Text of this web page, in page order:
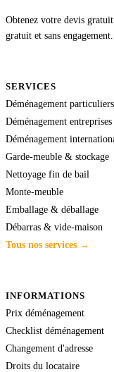
Obtenez votre devis
gratuit et sans engagement.
SERVICES
Déménagement particuliers
Déménagement entreprises
Déménagement
Garde-meuble & stockage
Nettoyage fin de bail
Monte-meuble
Emballage & déballage
Débarras & vide-maison
Tous nos services →
INFORMATIONS
Prix déménagement
Checklist déménagement
Changement d'adresse
Droits du locataire